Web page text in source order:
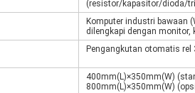
(resistor/kapasitor/dioda/
Komputer industri bawaan
dilengkapi dengan monitor,
Pengangkutan otomatis rel
400mm(L)×350mm(W)
800mm(L)×350mm(W)